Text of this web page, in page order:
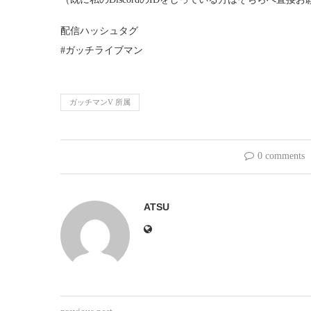
配信ハッシュタグ
#ガッチライブマン
ガッチマンV 所属
0 comments
ATSU